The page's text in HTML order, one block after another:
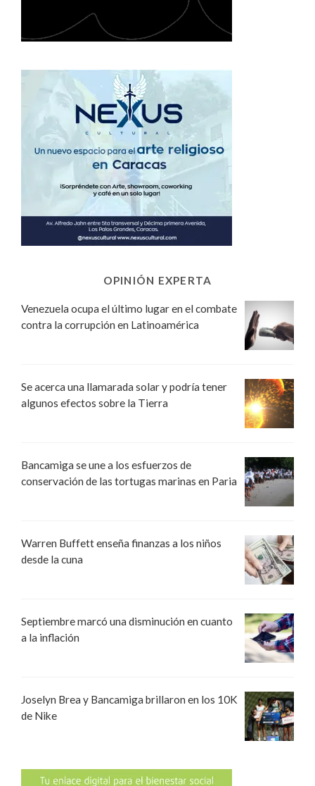
OPINIÓN EXPERTA
Venezuela ocupa el último lugar en el combate
contra la corrupción en Latinoamérica
Se acerca una llamarada solar y podría tener
algunos efectos sobre la Tierra
Bancamiga se une a los esfuerzos de
conservación de las tortugas marinas en Paria
Warren Buffett enseña finanzas a los niños
desde la cuna
Septiembre marcó una disminución en cuanto
a la inflación
Joselyn Brea y Bancamiga brillaron en los 10K
de Nike